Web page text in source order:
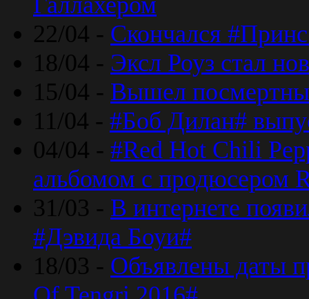
22/04 - Скончался
18/04 - Эксл Роуз стал
15/04 - Вышел
11/04 - #Боб Дилан#
04/04 - #Red Hot Chili
альбомом с продюсером
31/03 - В интернете
#Дэвида Боуи#
18/03 - Объявлены даты